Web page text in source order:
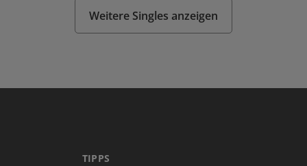
Weitere Singles anzeigen
TIPPS